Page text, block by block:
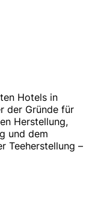
Hotels in
der Gründe für
Herstellung,
und dem
Teeherstellung –